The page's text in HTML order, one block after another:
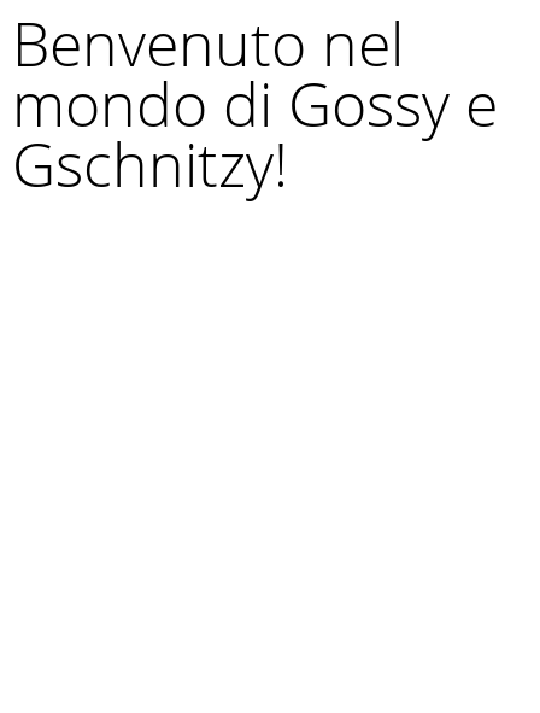
Benvenuto nel
mondo di Gossy e
Gschnitzy!